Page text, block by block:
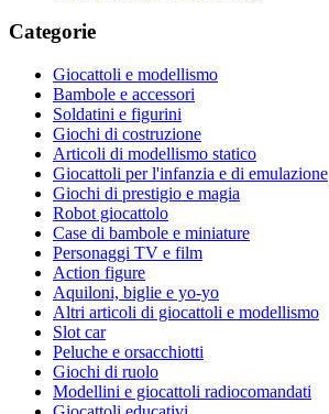
Categorie
Giocattoli e modellismo
Bambole e accessori
Soldatini e figurini
Giochi di costruzione
Articoli di modellismo statico
Giocattoli per l'infanzia e di emulazione
Giochi di prestigio e magia
Robot giocattolo
Case di bambole e miniature
Personaggi TV e film
Action figure
Aquiloni, biglie e yo-yo
Altri articoli di giocattoli e modellismo
Slot car
Peluche e orsacchiotti
Giochi di ruolo
Modellini e giocattoli radiocomandati